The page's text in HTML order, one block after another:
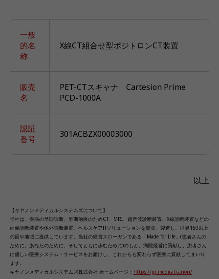
一般
的名
称
X線CT組合せ型ポジトロンCT装置
販売
名
PET-CTスキャナ Cartesion Prime
PCD-1000A
認証
番号
301ACBZX00003000
以上
【キヤノンメディカルシステムズについて】
当社は、疾病の早期診断、早期治療のためCT、MRI、超音波診断装置、X線診断装置などの
画像診断装置や体外診断装置、ヘルスケアITソリューションを開発、製造し、世界150以上
の国や地域に提供しています。当社の経営スローガンである「Made for Life」(患者さんの
ために、あなたのために、そしてともに歩むために)のもと、病院経営に貢献し、患者さん
に優しい医療システム・サービスをお届けし、これからも変わらず医療に貢献してまいり
ます。
キヤノンメディカルシステムズ株式会社 ホームページ： https://jp.medical.canon/